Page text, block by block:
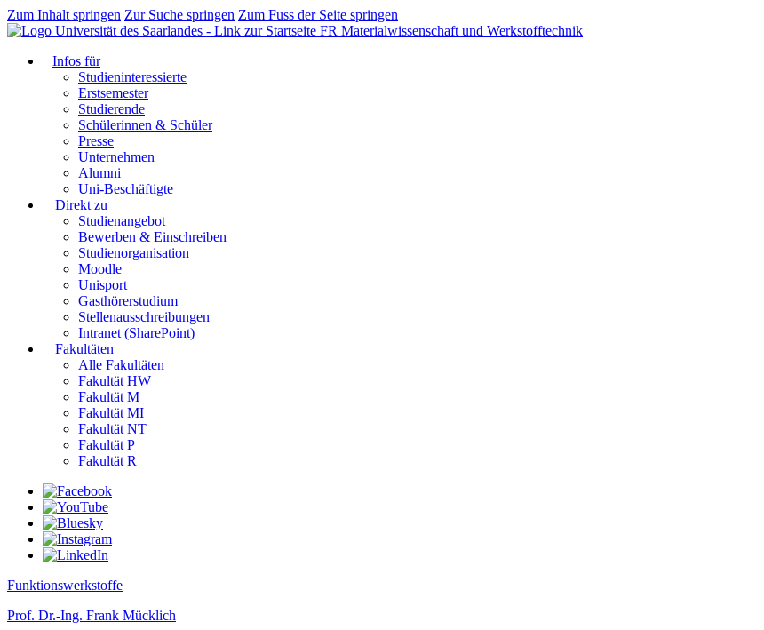
Zum Inhalt springen Zur Suche springen Zum Fuss der Seite springen
FR Materialwissenschaft und Werkstofftechnik
Infos für
Studieninteressierte
Erstsemester
Studierende
Schülerinnen & Schüler
Presse
Unternehmen
Alumni
Uni-Beschäftigte
Direkt zu
Studienangebot
Bewerben & Einschreiben
Studienorganisation
Moodle
Unisport
Gasthörerstudium
Stellenausschreibungen
Intranet (SharePoint)
Fakultäten
Alle Fakultäten
Fakultät HW
Fakultät M
Fakultät MI
Fakultät NT
Fakultät P
Fakultät R
Funktionswerkstoffe
Prof. Dr.-Ing. Frank Mücklich